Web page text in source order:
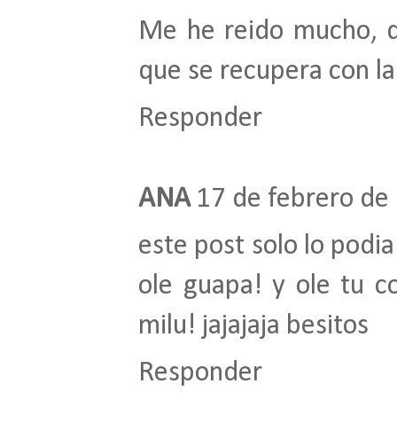
Me he reido mucho,
que se recupera con
Responder
ANA 17 de febrero de
este post solo lo
ole guapa! y ole tu
milu! jajajaja besitos
Responder